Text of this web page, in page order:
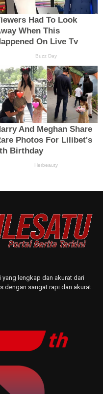
lengkap dan akurat dari
dengan sangat rapi dan akurat.